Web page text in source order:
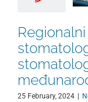
25 February, 2024